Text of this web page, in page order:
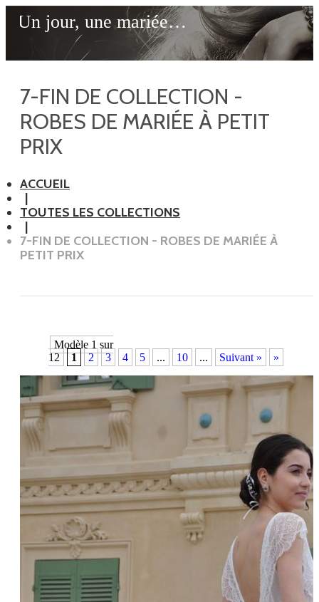
Un jour, une mariée…
7-FIN DE COLLECTION -
ROBES DE MARIÉE À PETIT
PRIX
ACCUEIL
TOUTES LES COLLECTIONS
7-FIN DE COLLECTION - ROBES DE MARIÉE À
PETIT PRIX
Modèle 1 sur
12
1 2 3 4 5 ... 10 ... Suivant » »